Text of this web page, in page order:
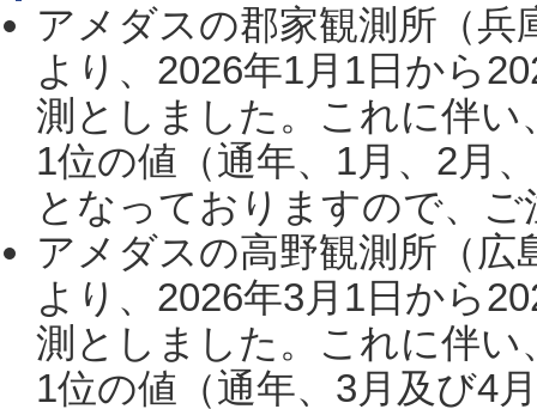
アメダスの郡家観測所（
より、2026年1月1日から
測としました。これに伴い
1位の値（通年、1月、2月
となっておりますので、
アメダスの高野観測所（
より、2026年3月1日から
測としました。これに伴い
1位の値（通年、3月及び4